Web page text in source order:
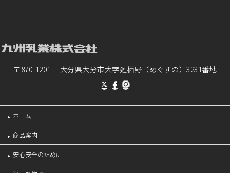
〒870-1201 大分県大分市大字廻栖野（めぐすの）3231番地
ホーム
商品案内
安心安全のために